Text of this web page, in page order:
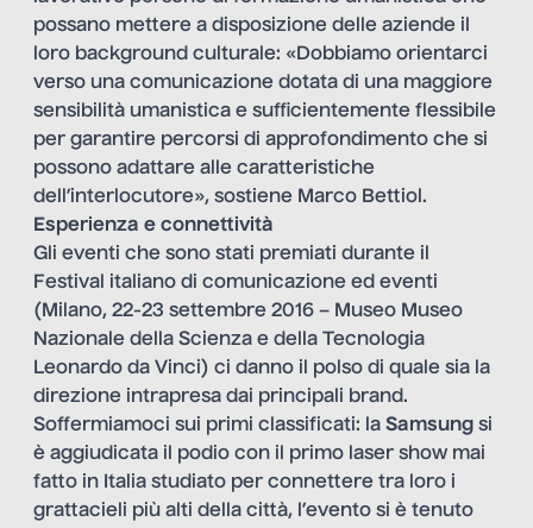
possano mettere a disposizione delle aziende il
loro background culturale: «Dobbiamo orientarci
verso una comunicazione dotata di una maggiore
sensibilità umanistica e sufficientemente flessibile
per garantire percorsi di approfondimento che si
possono adattare alle caratteristiche
dell’interlocutore», sostiene Marco Bettiol .
Esperienza e connettività
Gli eventi che sono stati premiati durante il
Festival italiano di comunicazione ed eventi
(Milano, 22-23 settembre 2016 – Museo Museo
Nazionale della Scienza e della Tecnologia
Leonardo da Vinci) ci danno il polso di quale sia la
direzione intrapresa dai principali brand.
Soffermiamoci sui primi classificati: la Samsung si
è aggiudicata il podio con il primo laser show mai
fatto in Italia studiato per connettere tra loro i
grattacieli più alti della città, l’evento si è tenuto